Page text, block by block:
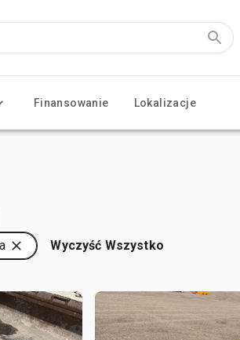
Finansowanie Lokalizacje
Wyczyść Wszystko